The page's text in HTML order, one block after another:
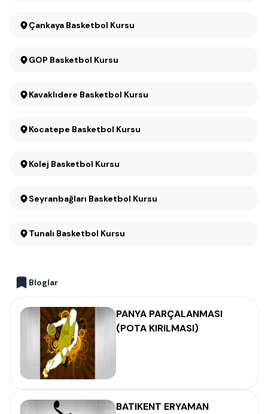
Çankaya Basketbol Kursu
GOP Basketbol Kursu
Kavaklıdere Basketbol Kursu
Kocatepe Basketbol Kursu
Kolej Basketbol Kursu
Seyranbağları Basketbol Kursu
Tunalı Basketbol Kursu
Bloglar
PANYA PARÇALANMASI
(POTA KIRILMASI)
BATIKENT ERYAMAN